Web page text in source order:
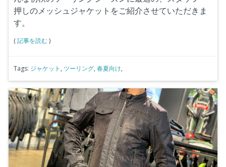
押しのメッシュジャケットをご紹介させていただきま
す。
(記事を読む)
Tags: ジャケット , ツーリング, 春夏向け,